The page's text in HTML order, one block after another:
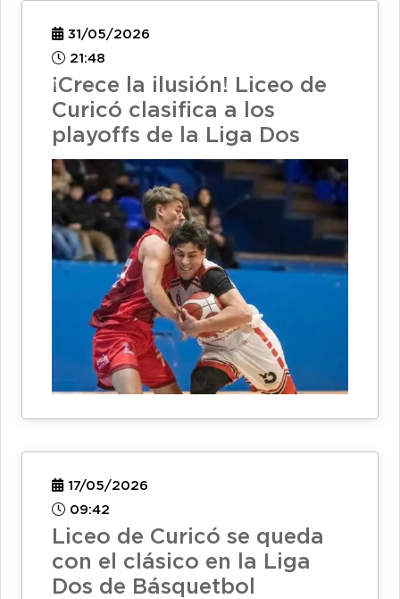
31/05/2026
21:48
¡Crece la ilusión! Liceo de
Curicó clasifica a los
playoffs de la Liga Dos
17/05/2026
09:42
Liceo de Curicó se queda
con el clásico en la Liga
Dos de Básquetbol